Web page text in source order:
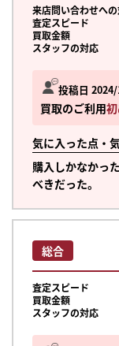
投稿日
買取のご利用
気に入った点・
購入しかなかっ
べきだった。
来店問い合わせへ
査定スピード
買取金額
スタッフの対応
総合
査定スピード
買取金額
スタッフの対応